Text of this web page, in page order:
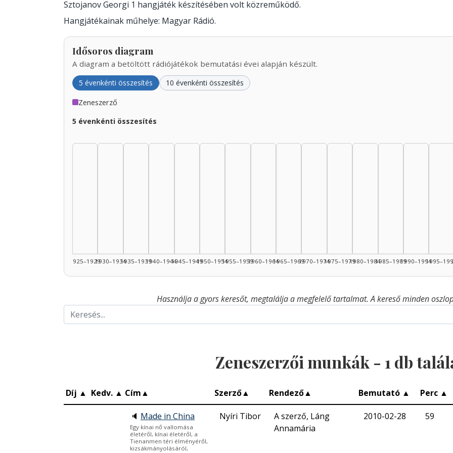
Sztojanov Georgi 1 hangjáték készítésében volt közreműködő.
Hangjátékainak műhelye: Magyar Rádió.
Idősoros diagram
A diagram a betöltött rádiójátékok bemutatási évei alapján készült.
5 évenkénti összesítés 10 évenkénti összesítés
Zeneszerző
5 évenkénti összesítés
1925–19291930–19341935–19391940–19441945–19491950–19541955–19591960–19641965–19691970–19741975–19791980–19841985–19891990–1994
Használja a gyors keresőt, megtalálja a megfelelő tartalmat. A kereső minden
Zeneszerzői munkák - 1 db
Díj ▲ Kedv. ▲ Cím▲ Szerző▲ Rendező▲ Bemutató ▲ Perc ▲
🔈 Made in China
Egy kínai nő vallomása
életéről, kínai életéről, a
Tienanmen téri élményéről,
kizsákmányolásáról,
Nyíri Tibor
A szerző, Láng
Annamária
2010-02-28 59